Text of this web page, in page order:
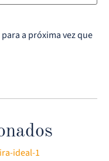
a próxima vez que